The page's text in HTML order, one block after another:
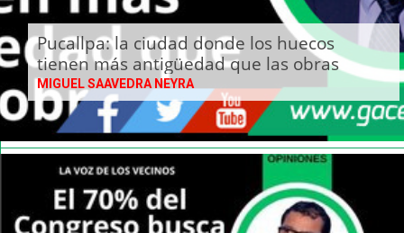
Pucallpa: la ciudad donde los huecos
tienen más antigüedad que las obras
MIGUEL SAAVEDRA NEYRA